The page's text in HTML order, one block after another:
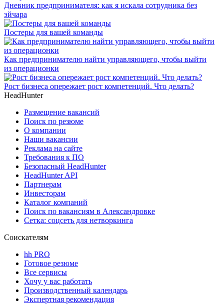
Дневник предпринимателя: как я искала сотрудника без
эйчара
Постеры для вашей команды
Как предпринимателю найти управляющего, чтобы выйти
из операционки
Рост бизнеса опережает рост компетенций. Что делать?
HeadHunter
Размещение вакансий
Поиск по резюме
О компании
Наши вакансии
Реклама на сайте
Требования к ПО
Безопасный HeadHunter
HeadHunter API
Партнерам
Инвесторам
Каталог компаний
Поиск по вакансиям в Александровке
Сетка: соцсеть для нетворкинга
Соискателям
hh PRO
Готовое резюме
Все сервисы
Хочу у вас работать
Производственный календарь
Экспертная рекомендация